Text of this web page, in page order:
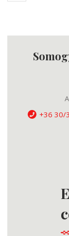
+36 30/